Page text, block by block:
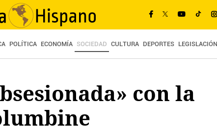
POLÍTICA ECONOMÍA SOCIEDAD CULTURA DEPORTES LEGISLACIÓN
con la